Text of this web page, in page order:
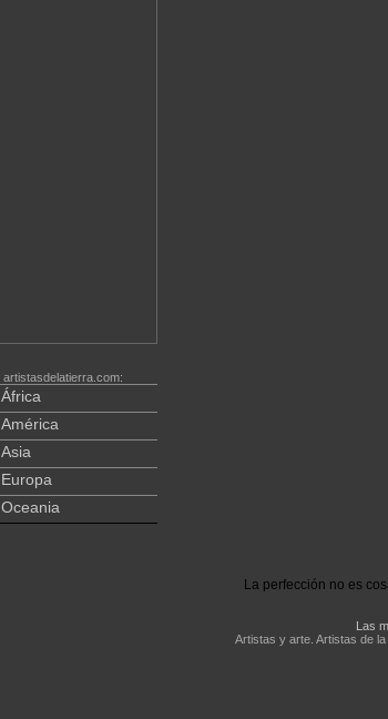
artistasdelatierra.com:
África
América
Asia
Europa
Oceania
La perfección no es
Las
Artistas y arte. Artistas de